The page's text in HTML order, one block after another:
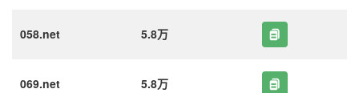
058.net 5.8万
069.net 5.8万